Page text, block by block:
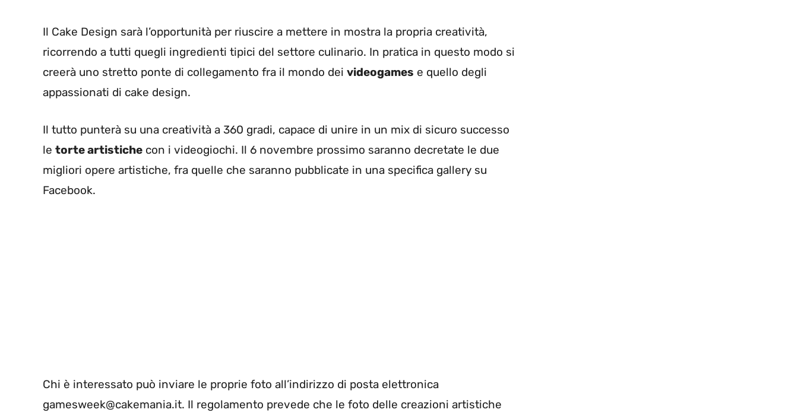
Il Cake Design sarà l’opportunità per riuscire a mettere in mostra la propria creatività,
ricorrendo a tutti quegli ingredienti tipici del settore culinario. In pratica in questo modo si
creerà uno stretto ponte di collegamento fra il mondo dei videogames e quello degli
appassionati di cake design.
Il tutto punterà su una creatività a 360 gradi, capace di unire in un mix di sicuro successo
le torte artistiche con i videogiochi. Il 6 novembre prossimo saranno decretate le due
migliori opere artistiche, fra quelle che saranno pubblicate in una specifica gallery su
Facebook.
Chi è interessato può inviare le proprie foto all’indirizzo di posta elettronica
gamesweek@cakemania.it. Il regolamento prevede che le foto delle creazioni artistiche